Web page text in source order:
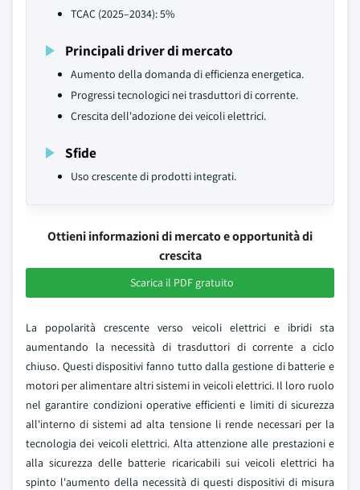
TCAC (2025–2034): 5%
Principali driver di mercato
Aumento della domanda di efficienza energetica.
Progressi tecnologici nei trasduttori di corrente.
Crescita dell'adozione dei veicoli elettrici.
Sfide
Uso crescente di prodotti integrati.
Ottieni informazioni di mercato e opportunità di
crescita
Scarica il PDF gratuito
La popolarità crescente verso veicoli elettrici e ibridi sta
aumentando la necessità di trasduttori di corrente a ciclo
chiuso. Questi dispositivi fanno tutto dalla gestione di batterie e
motori per alimentare altri sistemi in veicoli elettrici. Il loro ruolo
nel garantire condizioni operative efficienti e limiti di sicurezza
all'interno di sistemi ad alta tensione li rende necessari per la
tecnologia dei veicoli elettrici. Alta attenzione alle prestazioni e
alla sicurezza delle batterie ricaricabili sui veicoli elettrici ha
spinto l'aumento della necessità di questi dispositivi di misura